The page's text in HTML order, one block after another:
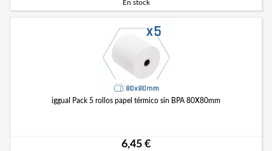
En stock
iggual Pack 5 rollos papel térmico sin BPA 80X80mm
6,45 €